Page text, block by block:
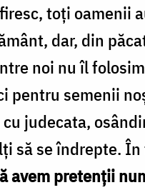
toţi oamenii
dar, din
noi nu îl
pentru semenii
judecata,
să se îndrepte.
avem pretenţii